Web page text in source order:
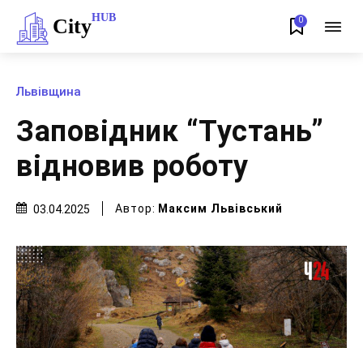
CityHUB 0
Львівщина
Заповідник “Тустань”
відновив роботу
03.04.2025 Автор: Максим Львівський